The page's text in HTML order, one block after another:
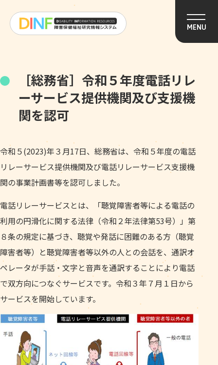
このページの本文へ移動
MENU
［総務省］令和５年度電話リレ
ーサービス提供機関及び支援機
関を認可
令和５(2023)年３月17日、総務省は、令和５年度の電話
リレーサービス提供機関及び電話リレーサービス支援機
関の事業計画書等を認可しました。
電話リレーサービスとは、「聴覚障害者等による電話の
利用の円滑化に関する法律（令和２年法律第53号）」第
８条の規定に基づき、聴覚や発話に困難のある方（聴覚
障害者等）と聴覚障害者等以外の人との会話を、通訳オ
ペレータが手話・文字と音声を通訳することにより電話
で双方向につなぐサービスです。令和３年７月１日から
サービスを開始しています。